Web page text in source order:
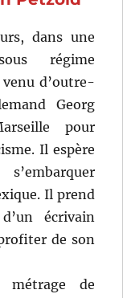
dans une
régime
d’outre-
Georg
pour
Il espère
Il prend
écrivain
de son
de